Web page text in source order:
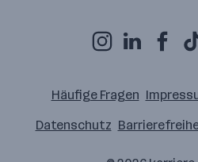
Häufige Fragen
Datenschutz